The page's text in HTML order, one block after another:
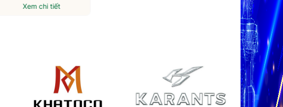
Xem chi tiết Xem chi tiết